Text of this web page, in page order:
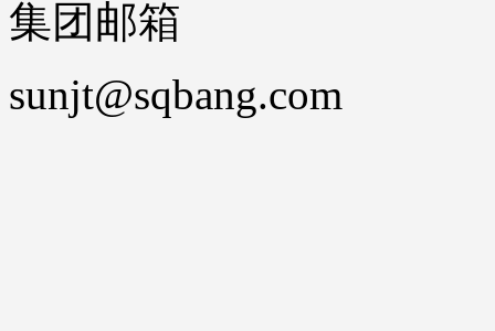
集团邮箱
sunjt@sqbang.com